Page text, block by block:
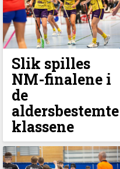
Slik spilles
NM-finalene i
de
aldersbestemte
klassene